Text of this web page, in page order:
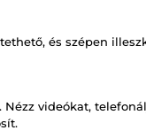
és szépen
videókat,